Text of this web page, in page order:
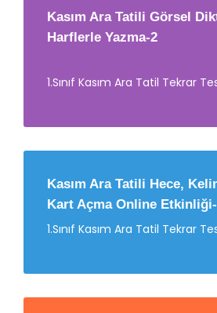
Kasım Ara Tatili Görsel
Harflerle Yazma-2
1.Sınıf Kasım Ara Tatil Tekrar
Kasım Ara Tatili Hece,
Kart Açma Online
1.Sınıf Kasım Ara Tatil Tekrar